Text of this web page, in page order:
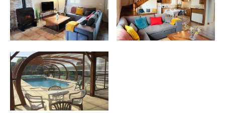
INCONTOURNABLES
PLEINE NATURE
VISITES ET SAVOIR-FAIRE
AGENDA